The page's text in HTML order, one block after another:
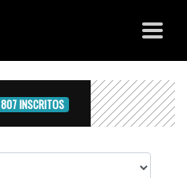
807 INSCRITOS